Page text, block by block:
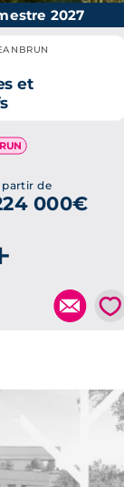
2027
et
partir de
000€
💗